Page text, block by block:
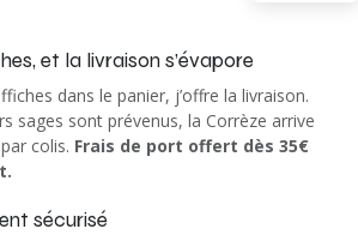
et la livraison s’évapore
dans le panier, j’offre la livraison.
sages sont prévenus, la Corrèze arrive
colis. Frais de port offert dès 35€
sécurisé